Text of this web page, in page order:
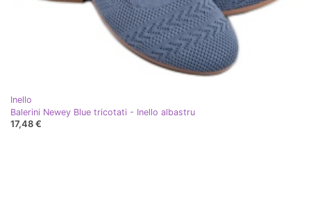
Inello
Balerini Newey Blue tricotati - Inello albastru
17,48 €